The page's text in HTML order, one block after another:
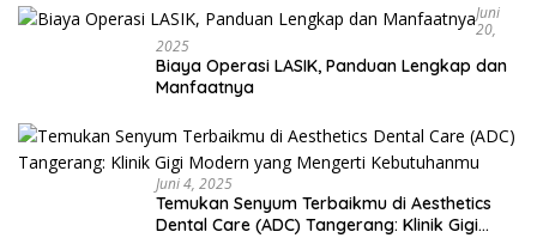
Juni
20,
2025
Biaya Operasi LASIK, Panduan Lengkap dan
Manfaatnya
Juni 4, 2025
Temukan Senyum Terbaikmu di Aesthetics
Dental Care (ADC) Tangerang: Klinik Gigi